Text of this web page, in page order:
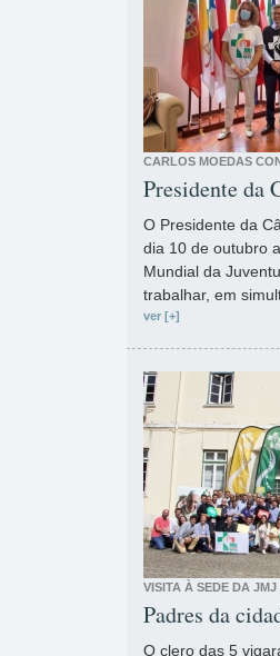
CARLOS MOEDAS
Presidente da
O Presidente da
dia 10 de outubro
Mundial da
trabalhar, em
ver [+]
VISITA À SEDE DA
Padres da
O clero das 5